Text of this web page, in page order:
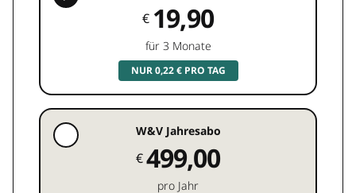
€ 19,90
für 3 Monate
NUR 0,22 € PRO TAG
W&V Jahresabo
€499,00
pro Jahr